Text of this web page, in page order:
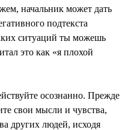
начальник может дать
подтекста
ситуаций ты можешь
это как «я плохой
осознанно. Прежде
свои мысли и чувства,
других людей, исходя